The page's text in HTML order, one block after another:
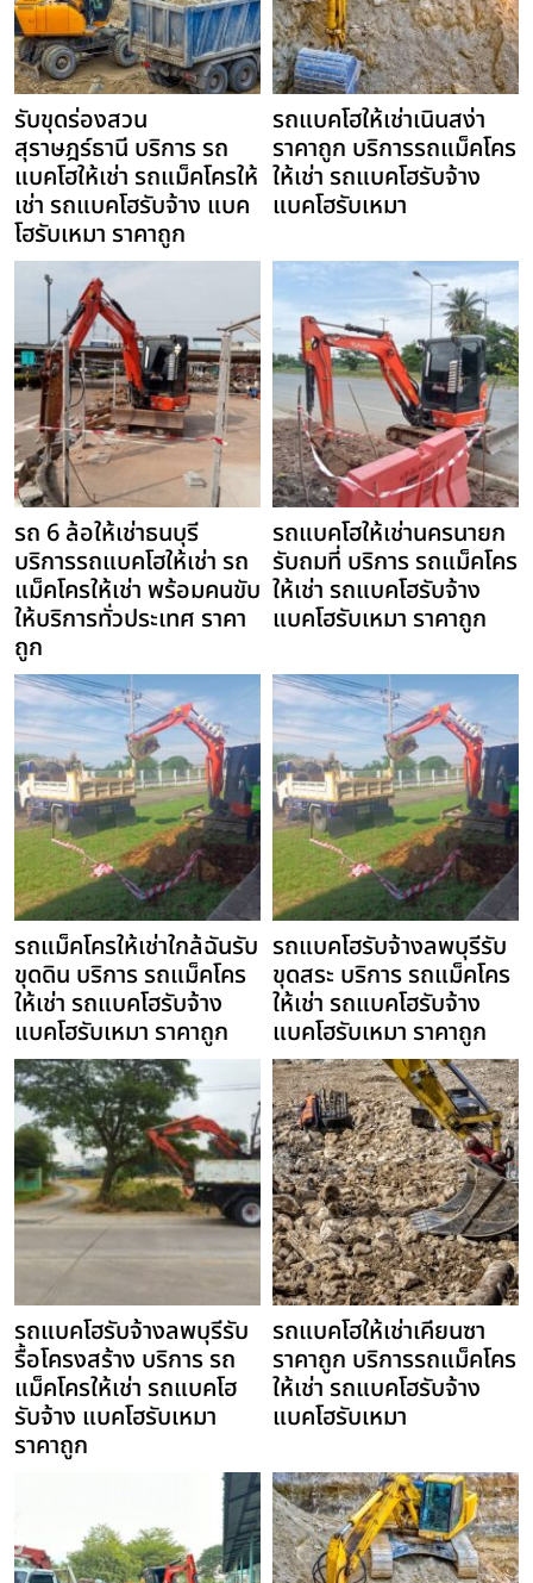
รับขุดร่องสวน
สุราษฎร์ธานี บริการ รถ
แบคโฮให้เช่า รถแม็คโครให้
เช่า รถแบคโฮรับจ้าง แบค
โฮรับเหมา ราคาถูก
รถแบคโฮให้เช่าเนินสง่า
ราคาถูก บริการรถแม็คโคร
ให้เช่า รถแบคโฮรับจ้าง
แบคโฮรับเหมา
รถ 6 ล้อให้เช่าธนบุรี
บริการรถแบคโฮให้เช่า รถ
แม็คโครให้เช่า พร้อมคนขับ
ให้บริการทั่วประเทศ ราคา
ถูก
รถแบคโฮให้เช่านครนายก
รับถมที่ บริการ รถแม็คโคร
ให้เช่า รถแบคโฮรับจ้าง
แบคโฮรับเหมา ราคาถูก
รถแม็คโครให้เช่าใกล้ฉันรับ
ขุดดิน บริการ รถแม็คโคร
ให้เช่า รถแบคโฮรับจ้าง
แบคโฮรับเหมา ราคาถูก
รถแบคโฮรับจ้างลพบุรีรับ
ขุดสระ บริการ รถแม็คโคร
ให้เช่า รถแบคโฮรับจ้าง
แบคโฮรับเหมา ราคาถูก
รถแบคโฮรับจ้างลพบุรีรับ
รื้อโครงสร้าง บริการ รถ
แม็คโครให้เช่า รถแบคโฮ
รับจ้าง แบคโฮรับเหมา
ราคาถูก
รถแบคโฮให้เช่าเคียนซา
ราคาถูก บริการรถแม็คโคร
ให้เช่า รถแบคโฮรับจ้าง
แบคโฮรับเหมา